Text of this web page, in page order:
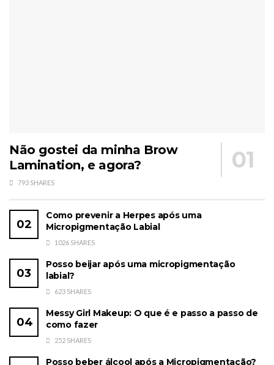
Não gostei da minha Brow
Lamination, e agora?
793 SHARES
Como prevenir a Herpes após uma
Micropigmentação Labial
1026 SHARES
Posso beijar após uma micropigmentação
labial?
623 SHARES
Messy Girl Makeup: O que é e passo a passo de
como fazer
252 SHARES
Posso beber álcool após a Micropigmentação?